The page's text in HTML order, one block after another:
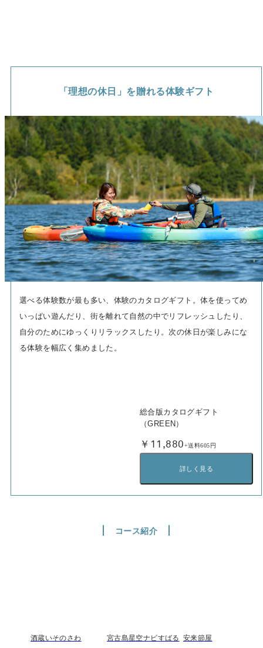
「理想の休日」を贈れる体験ギフト
選べる体験数が最も多い、体験のカタログギフト。体を使ってめ
いっぱい遊んだり、街を離れて自然の中でリフレッシュしたり、
自分のためにゆっくりリラックスしたり。次の休日が楽しみにな
る体験を幅広く集めました。
総合版カタログギフト
（GREEN）
￥11,880+送料605円
詳しく見る
コース紹介
酒蔵いそのさわ
宮古島星空ナビすばる 安来節屋